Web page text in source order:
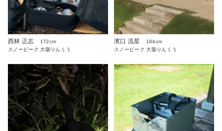
西林 正志
172cm
スノーピーク 大阪りんくう
濱口 流星
164cm
スノーピーク 大阪りんくう